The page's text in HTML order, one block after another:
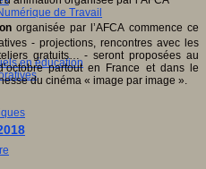
de Travail
en éducation
organisée par l’AFCA commence ce
- projections, rencontres avec les
gratuits… - seront proposées au
partout en France et dans le
du cinéma « image par image ».